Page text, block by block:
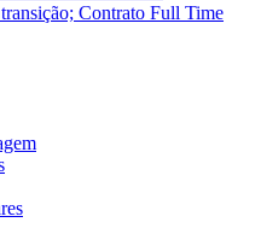
Contrato Full Time